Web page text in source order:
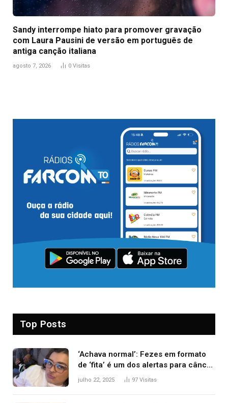
Sandy interrompe hiato para promover gravação
com Laura Pausini de versão em português de
antiga canção italiana
agosto 7, 2026 0 Visitas
Top Posts
‘Achava normal’: Fezes em formato
de ‘fita’ é um dos alertas para câncer
colorretal; relembre fala de Preta Gil
julho 22, 2025 97 Visitas